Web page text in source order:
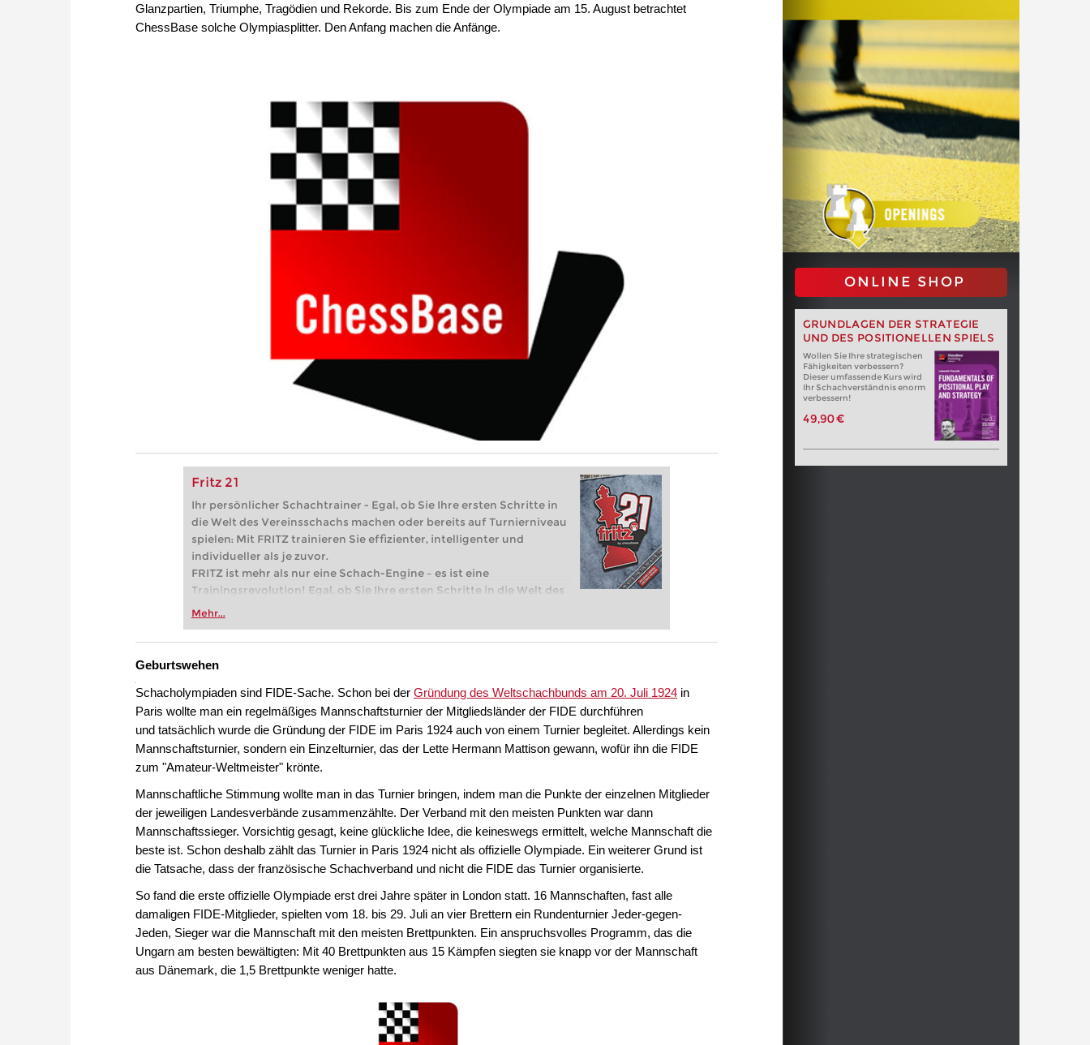
Glanzpartien, Triumphe, Tragödien und Rekorde. Bis zum Ende der Olympiade am 15. August betrachtet
ChessBase solche Olympiasplitter. Den Anfang machen die Anfänge.
Fritz 21
Ihr persönlicher Schachtrainer - Egal, ob Sie Ihre ersten Schritte in
die Welt des Vereinsschachs machen oder bereits auf Turnierniveau
spielen: Mit FRITZ trainieren Sie effizienter, intelligenter und
individueller als je zuvor.
FRITZ ist mehr als nur eine Schach-Engine – es ist eine
Trainingsrevolution! Egal, ob Sie Ihre ersten Schritte in die Welt des
Vereinsschachs machen oder bereits auf Turnierniveau spielen: Mit
zuvor.
Mehr...
ONLINE SHOP
GRUNDLAGEN DER STRATEGIE
UND DES POSITIONELLEN SPIELS
Wollen Sie Ihre strategischen
Fähigkeiten verbessern?
Dieser umfassende Kurs wird
Ihr Schachverständnis enorm
verbessern!
49,90 €
Geburtswehen
Schacholympiaden sind FIDE-Sache. Schon bei der Gründung des Weltschachbunds am 20. Juli 1924 in
Paris wollte man ein regelmäßiges Mannschaftsturnier der Mitgliedsländer der FIDE durchführen
und tatsächlich wurde die Gründung der FIDE im Paris 1924 auch von einem Turnier begleitet. Allerdings kein
Mannschaftsturnier, sondern ein Einzelturnier, das der Lette Hermann Mattison gewann, wofür ihn die FIDE
zum "Amateur-Weltmeister" krönte.
Mannschaftliche Stimmung wollte man in das Turnier bringen, indem man die Punkte der einzelnen Mitglieder
der jeweiligen Landesverbände zusammenzählte. Der Verband mit den meisten Punkten war dann
Mannschaftssieger. Vorsichtig gesagt, keine glückliche Idee, die keineswegs ermittelt, welche Mannschaft die
beste ist. Schon deshalb zählt das Turnier in Paris 1924 nicht als offizielle Olympiade. Ein weiterer Grund ist
die Tatsache, dass der französische Schachverband und nicht die FIDE das Turnier organisierte.
So fand die erste offizielle Olympiade erst drei Jahre später in London statt. 16 Mannschaften, fast alle
damaligen FIDE-Mitglieder, spielten vom 18. bis 29. Juli an vier Brettern ein Rundenturnier Jeder-gegen-
Jeden, Sieger war die Mannschaft mit den meisten Brettpunkten. Ein anspruchsvolles Programm, das die
Ungarn am besten bewältigten: Mit 40 Brettpunkten aus 15 Kämpfen siegten sie knapp vor der Mannschaft
aus Dänemark, die 1,5 Brettpunkte weniger hatte.